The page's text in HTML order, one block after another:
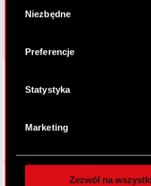
lokalizacji geograficznej
Identyfikować Twoje
analizując
palca)
osobiste dane są
preferencje w
zgodę w dowolnej chwili.
zgody
Niezbędne
Preferencje
Statystyka
Marketing
Zezwól na